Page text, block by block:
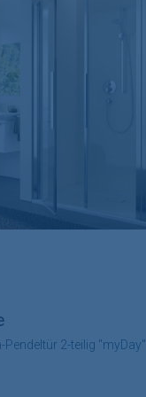
Pendeltür 2-teilig "myDay"